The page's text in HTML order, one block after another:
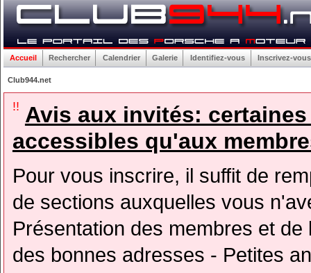
Accueil Rechercher Calendrier Galerie Identifiez-vous Inscrivez-vous
Club944.net
!! Avis aux invités:
accessibles qu'aux
Pour vous inscrire, il suffit de
de sections auxquelles vous
Présentation des membres et
des bonnes adresses - Petites